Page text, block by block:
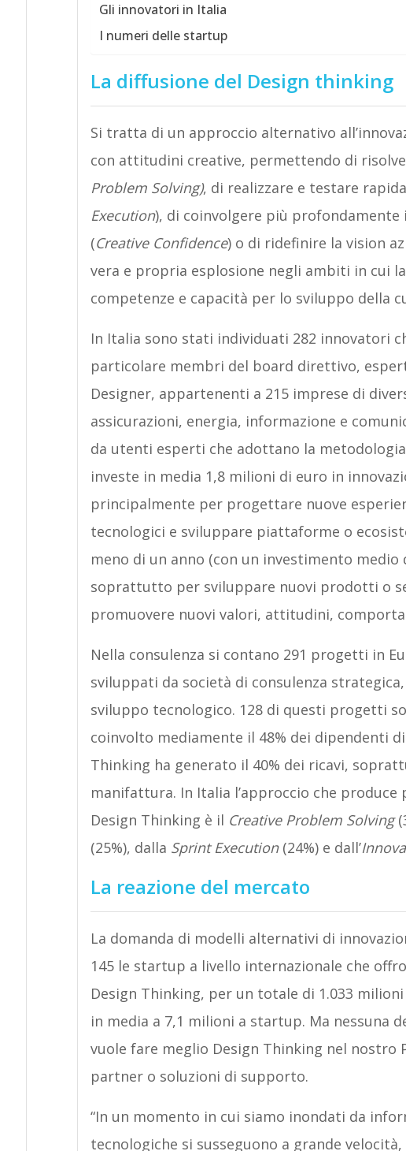
Gli innovatori in Italia
I numeri delle startup
La diffusione del Design thinking
Si tratta di un approccio alternativo
con attitudini creative, permettendo di
Problem Solving), di realizzare e testare
Execution), di coinvolgere più
(Creative Confidence) o di ridefinire la vision
vera e propria esplosione negli ambiti in cui
competenze e capacità per lo sviluppo della
In Italia sono stati individuati 282 innovatori
particolare membri del board direttivo,
Designer, appartenenti a 215 imprese di
assicurazioni, energia, informazione e
da utenti esperti che adottano la
investe in media 1,8 milioni di euro in
principalmente per progettare nuove
tecnologici e sviluppare piattaforme o
meno di un anno (con un investimento
soprattutto per sviluppare nuovi prodotti o
promuovere nuovi valori, attitudini,
Nella consulenza si contano 291 progetti in
sviluppati da società di consulenza
sviluppo tecnologico. 128 di questi progetti
coinvolto mediamente il 48% dei dipendenti
Thinking ha generato il 40% dei ricavi,
manifattura. In Italia l’approccio che produce
Design Thinking è il Creative Problem Solving
(25%), dalla Sprint Execution(24%) e dall’
La reazione del mercato
La domanda di modelli alternativi di
145 le startup a livello internazionale che
Design Thinking, per un totale di 1.033
in media a 7,1 milioni a startup. Ma nessuna
vuole fare meglio Design Thinking nel nostro
partner o soluzioni di supporto.
“In un momento in cui siamo inondati da
tecnologiche si susseguono a grande